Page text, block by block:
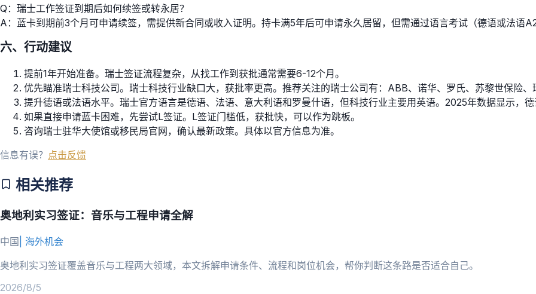
Q：瑞士工作签证到期后如何续签或转永居？
A：蓝卡到期前3个月可申请续签，需提供新合同或收入证明。持卡满5年后可申请永久居留，但需通过语言考试（德语或法语A2
六、行动建议
提前1年开始准备。瑞士签证流程复杂，从找工作到获批通常需要6-12个月。
优先瞄准瑞士科技公司。瑞士科技行业缺口大，获批率更高。推荐关注的瑞士公司有：ABB、诺华、罗氏、苏黎世保险、
提升德语或法语水平。瑞士官方语言是德语、法语、意大利语和罗曼什语，但科技行业主要用英语。2025年数据显示，
如果直接申请蓝卡困难，先尝试L签证。L签证门槛低，获批快，可以作为跳板。
咨询瑞士驻华大使馆或移民局官网，确认最新政策。具体以官方信息为准。
信息有误？ 点击反馈
相关推荐
奥地利实习签证：音乐与工程申请全解
中国 海外机会
奥地利实习签证覆盖音乐与工程两大领域，本文拆解申请条件、流程和岗位机会，帮你判断这条路是否适合自己。
2026/8/5